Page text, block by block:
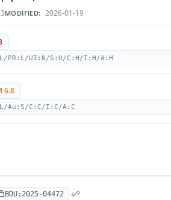
MODIFIED: 2026-01-19
PR:L/UI:N/S:U/C:H/I:H/A:H
6.8
Au:S/C:C/I:C/A:C
BDU:2025-04472